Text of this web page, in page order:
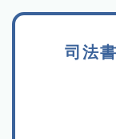
司法